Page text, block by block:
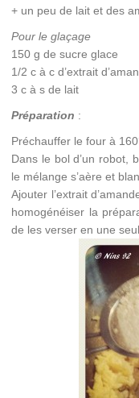
+ un peu de lait et des
Pour le glaçage
150 g de sucre glace
1/2 c à c d’extrait
3 c à s de lait
Préparation :
Préchauffer le four à
Dans le bol d’un robot,
le mélange s’aère et
Ajouter l’extrait
homogénéiser la
de les verser en une